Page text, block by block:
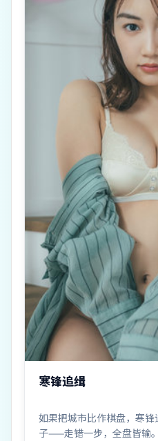
寒锋追缉
如果把城市比作棋盘，寒
子——走错一步，全盘皆输。